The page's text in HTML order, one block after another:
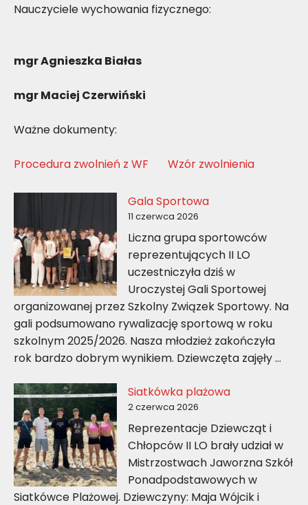
Nauczyciele wychowania fizycznego:
mgr Agnieszka Białas
mgr Maciej Czerwiński
Ważne dokumenty:
Procedura zwolnień z WF Wzór zwolnienia
Gala Sportowa
11 czerwca 2026
Liczna grupa sportowców
reprezentujących II LO
uczestniczyła dziś w
Uroczystej Gali Sportowej
organizowanej przez Szkolny Związek Sportowy. Na
gali podsumowano rywalizację sportową w roku
szkolnym 2025/2026. Nasza młodzież zakończyła
rok bardzo dobrym wynikiem. Dziewczęta zajęły …
Siatkówka plażowa
2 czerwca 2026
Reprezentacje Dziewcząt i
Chłopców II LO brały udział w
Mistrzostwach Jaworzna Szkół
Ponadpodstawowych w
Siatkówce Plażowej. Dziewczyny: Maja Wójcik i